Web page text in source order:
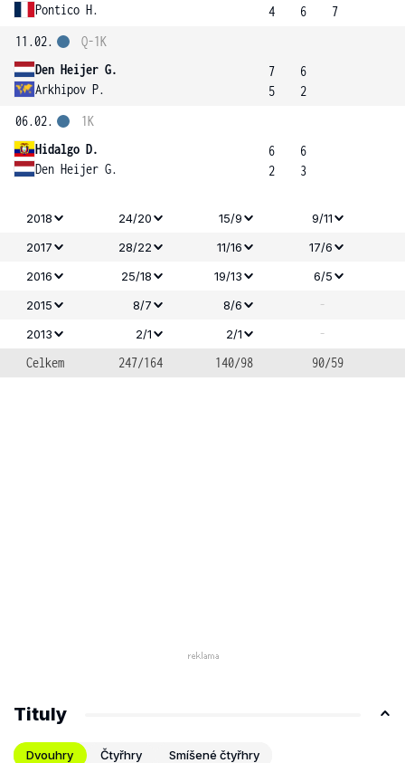
Pontico H.
4
6
7
11.02.
Den Heijer G.
Arkhipov P.
Q-1K
7
5
6
2
06.02.
Hidalgo D.
Den Heijer G.
1K
6
2
6
3
2018 24/20 15/9
9/11
2017
28/22 11/16
17/6
2016
25/18 19/13
6/5
2015
8/7 8/6 -
2013 2/1 2/1
-
Celkem
247/164 140/98 90/59
Tituly
Dvouhry Čtyřhry Smíšené čtyřhry